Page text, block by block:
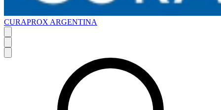
CURAPROX ARGENTINA